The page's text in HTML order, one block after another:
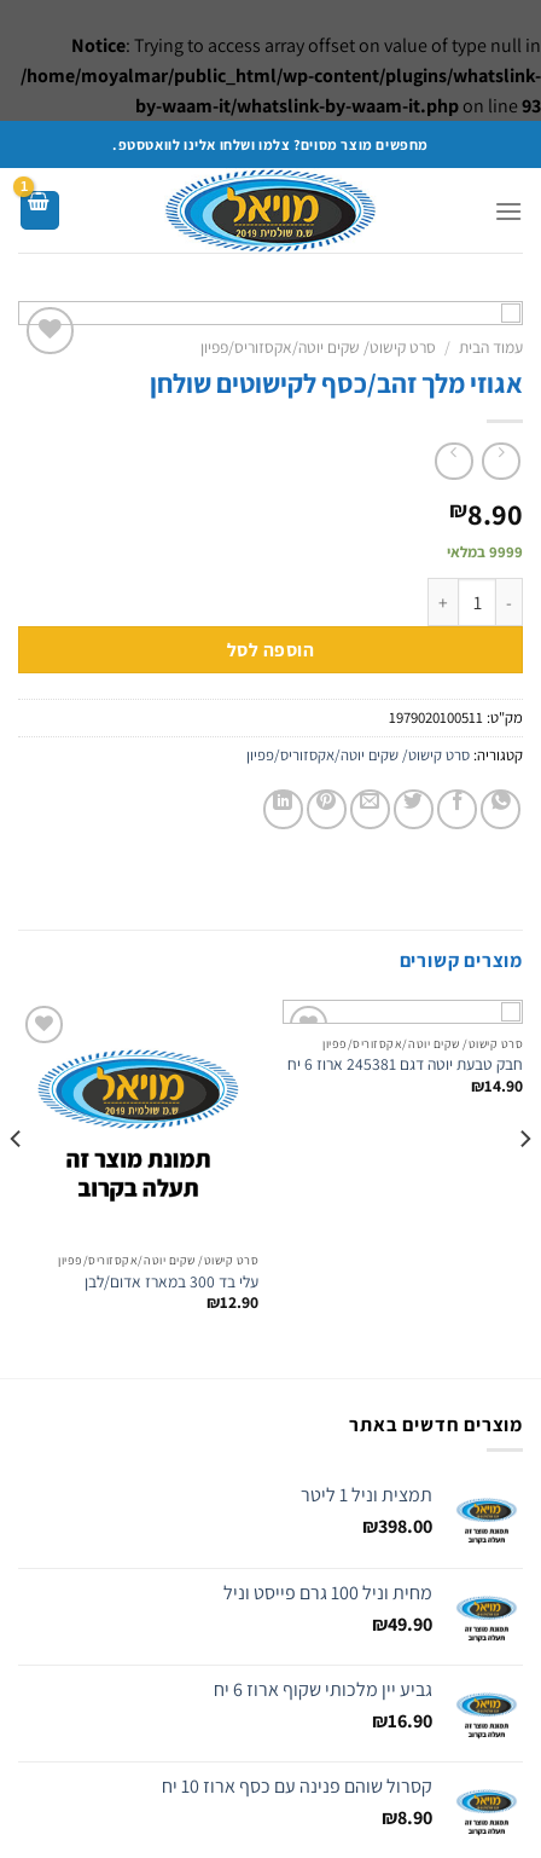
Notice: Trying to access array offset on value of type null in
/home/moyalmar/public_html/wp-content/plugins/whatslink-
by-waam-it/whatslink-by-waam-it.phpon line93
to
מחפשים מוצר מסוים? צלמו ושלחו אלינו לוואטסטפ.
עמוד הבית / סרט קישוט/ שקים יוטה/אקסזוריס/פפיון
אגוזי מלך זהב/כסף לקישוטים שולחן
₪8.90
9999 במלאי
כמות של אגוזי מלך זהב/כסף לקישוטים שולחן
הוספה לסל
מק"ט: 1979020100511
קטגוריה: סרט קישוט/ שקים יוטה/אקסזוריס/פפיון
מוצרים קשורים
Add to
סרט קישוט/ שקים יוטה/אקסזוריס/פפיון
חבק טבעת יוטה דגם 245381 ארוז 6 יח
₪14.90
wishlist
סרט קישוט/ שקים יוטה/אקסזוריס/פפיון
עלי בד 300 במארז אדום/לבן
₪12.90
מוצרים חדשים באתר
תמצית וניל 1 ליטר
₪398.00
מחית וניל 100 גרם פייסט וניל
₪49.90
גביע יין מלכותי שקוף ארוז 6 יח
₪16.90
קסרול שוהם פנינה עם כסף ארוז 10 יח
₪8.90